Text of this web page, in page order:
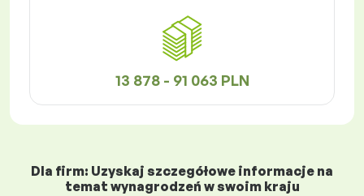
13 878 - 91 063 PLN
Dla firm: Uzyskaj szczegółowe informacje na
temat wynagrodzeń w swoim kraju